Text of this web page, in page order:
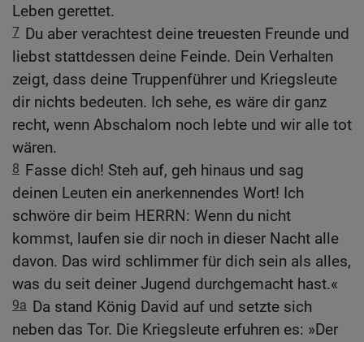
Leben gerettet.
7 Du aber verachtest deine treuesten Freunde und
liebst stattdessen deine Feinde. Dein Verhalten
zeigt, dass deine Truppenführer und Kriegsleute
dir nichts bedeuten. Ich sehe, es wäre dir ganz
recht, wenn Abschalom noch lebte und wir alle tot
wären.
8 Fasse dich! Steh auf, geh hinaus und sag
deinen Leuten ein anerkennendes Wort! Ich
schwöre dir beim HERRN: Wenn du nicht
kommst, laufen sie dir noch in dieser Nacht alle
davon. Das wird schlimmer für dich sein als alles,
was du seit deiner Jugend durchgemacht hast.«
9a Da stand König David auf und setzte sich
neben das Tor. Die Kriegsleute erfuhren es: »Der